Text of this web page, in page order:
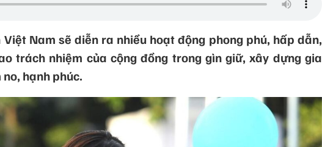
Việt Nam sẽ diễn ra nhiều hoạt động phong phú, hấp dẫn,
trách nhiệm của cộng đồng trong gìn giữ, xây dựng gia
hạnh phúc.